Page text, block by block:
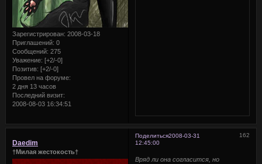
Зарегистрирован: 2008-03-18
Приглашений: 0
Сообщений: 275
Уважение: [+2/-0]
Позитив: [+2/-0]
Провел на форуме:
2 дня 13 часов
Последний визит:
2008-08-03 16:34:51
Поделиться 162
2008-03-31
12:45:00
Daedim
†Милая жестокость†
Вряд ли она согласится, но